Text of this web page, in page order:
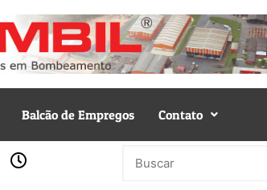
Balcão de Empregos Contato